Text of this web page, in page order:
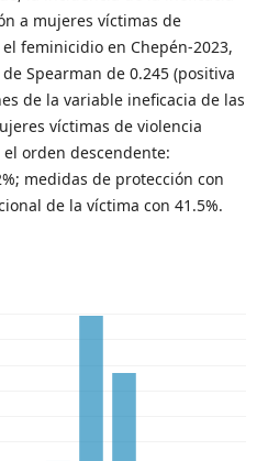
a mujeres víctimas de
feminicidio en Chepén-2023,
Spearman de 0.245 (positiva
de la variable ineficacia de las
víctimas de violencia
orden descendente:
medidas de protección con
de la víctima con 41.5%.